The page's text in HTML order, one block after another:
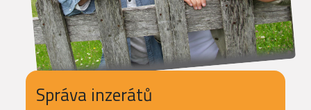
Správa inzerátů